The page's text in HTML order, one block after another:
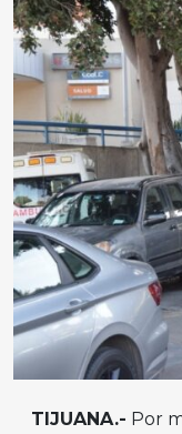
TIJUANA.- Por